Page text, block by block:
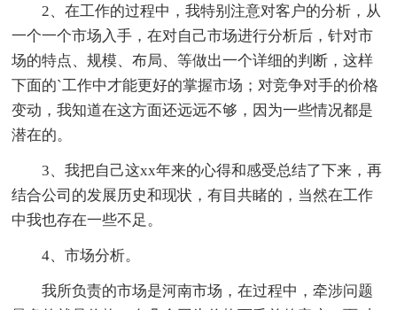
2、在工作的过程中，我特别注意对客户的分析，从
一个一个市场入手，在对自己市场进行分析后，针对市
场的特点、规模、布局、等做出一个详细的判断，这样
下面的`工作中才能更好的掌握市场；对竞争对手的价格
变动，我知道在这方面还远远不够，因为一些情况都是
潜在的。
3、我把自己这xx年来的心得和感受总结了下来，再
结合公司的发展历史和现状，有目共睹的，当然在工作
中我也存在一些不足。
4、市场分析。
我所负责的市场是河南市场，在过程中，牵涉问题